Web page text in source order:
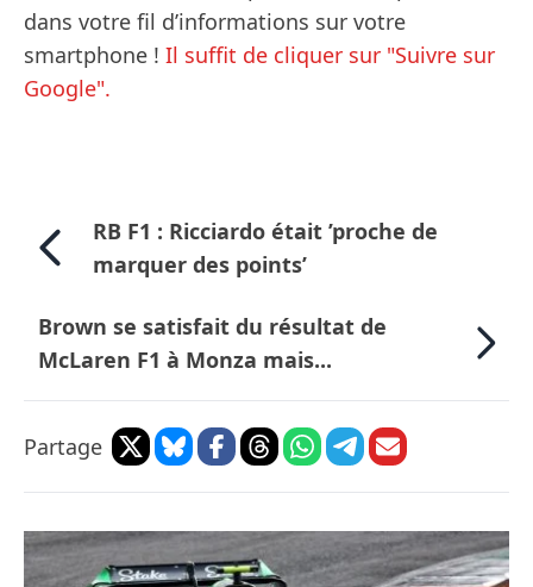
dans votre fil d’informations sur votre
smartphone ! Il suffit de cliquer sur "Suivre sur
Google".
RB F1 : Ricciardo était ’proche de
marquer des points’
Brown se satisfait du résultat de
McLaren F1 à Monza mais...
Partage